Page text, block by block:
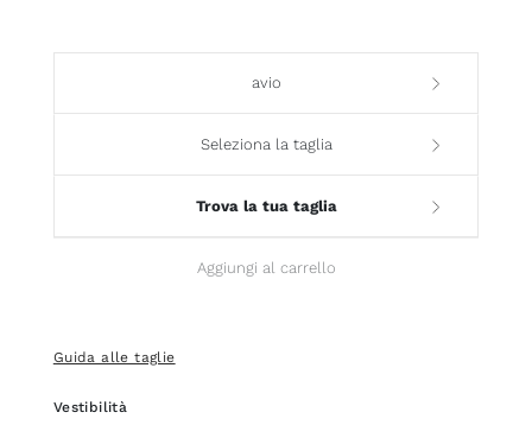
avio
Seleziona la taglia
Trova la tua taglia
Aggiungi al carrello
Guida alle taglie
Vestibilità